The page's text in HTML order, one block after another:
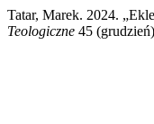
Tatar, Marek. 2024.
Teologiczne 45